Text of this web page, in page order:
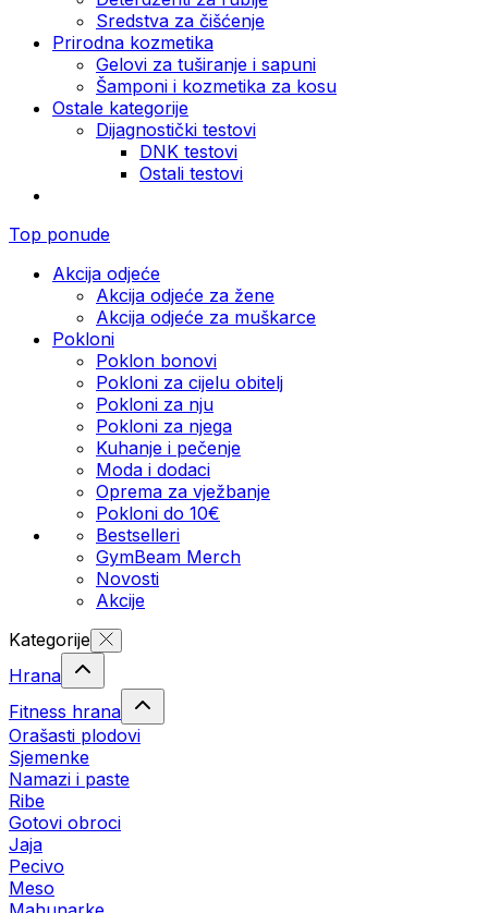
Sredstva za čišćenje
Prirodna kozmetika
Gelovi za tuširanje i sapuni
Šamponi i kozmetika za kosu
Ostale kategorije
Dijagnostički testovi
DNK testovi
Ostali testovi
Top ponude
Akcija odjeće
Akcija odjeće za žene
Akcija odjeće za muškarce
Pokloni
Poklon bonovi
Pokloni za cijelu obitelj
Pokloni za nju
Pokloni za njega
Kuhanje i pečenje
Moda i dodaci
Oprema za vježbanje
Pokloni do 10€
Bestselleri
GymBeam Merch
Novosti
Akcije
Kategorije
Hrana
Fitness hrana
Orašasti plodovi
Sjemenke
Namazi i paste
Ribe
Gotovi obroci
Jaja
Pecivo
Meso